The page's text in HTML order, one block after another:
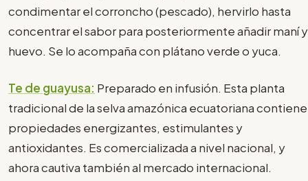
condimentar el corroncho (pescado), hervirlo hasta
concentrar el sabor para posteriormente añadir maní y
huevo. Se lo acompaña con plátano verde o yuca.
Te de guayusa: Preparado en infusión. Esta planta
tradicional de la selva amazónica ecuatoriana contiene
propiedades energizantes, estimulantes y
antioxidantes. Es comercializada a nivel nacional, y
ahora cautiva también al mercado internacional.